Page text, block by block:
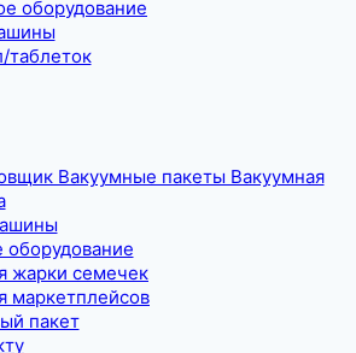
оборудование
таблеток
Вакуумные пакеты Вакуумная
жарки семечек
маркетплейсов
пакет